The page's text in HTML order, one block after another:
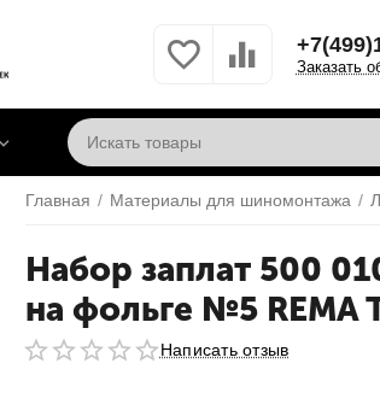
Заказать
Главная / Материалы для шиномонтажа /
Набор заплат 500
на фольге №5 REMA
Написать отзыв